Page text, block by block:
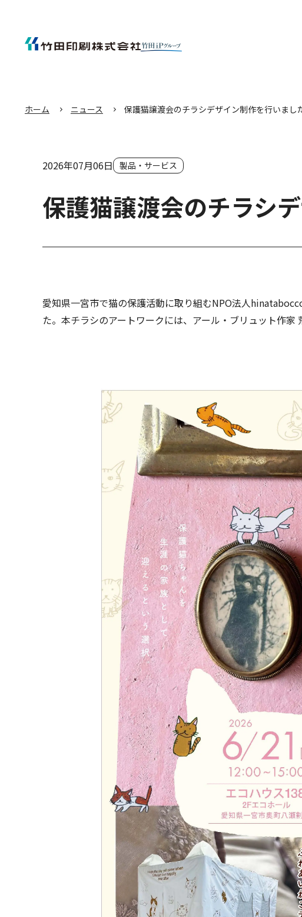
ホーム ニュース 保護猫譲渡会のチラシデザイン制作を行いまし
2026年07月06日 製品・サービス
保護猫譲渡会のチラシ
愛知県一宮市で猫の保護活動に取り組むNPO法人
た。本チラシのアートワークには、アール・ブリュット作家